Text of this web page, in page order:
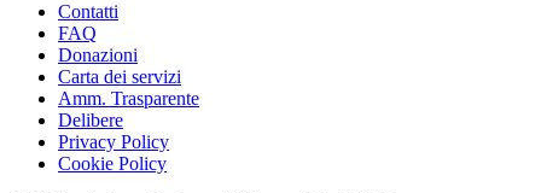
Contatti
FAQ
Donazioni
Carta dei servizi
Amm. Trasparente
Delibere
Privacy Policy
Cookie Policy